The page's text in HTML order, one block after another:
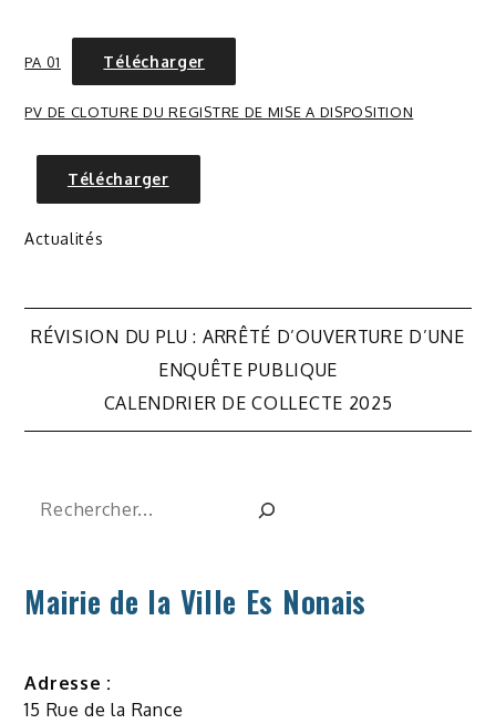
PA 01 Télécharger
PV DE CLOTURE DU REGISTRE DE MISE A DISPOSITION
Télécharger
Actualités
Navigation
l’article
RÉVISION DU PLU : ARRÊTÉ D’OUVERTURE D’UNE
ENQUÊTE PUBLIQUE
CALENDRIER DE COLLECTE 2025
Rechercher
Mairie de la Ville Es Nonais
Adresse :
15 Rue de la Rance